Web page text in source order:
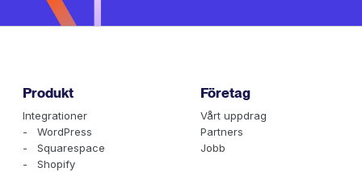
Produkt
Integrationer
- WordPress
- Squarespace
- Shopify
Företag
Vårt uppdrag
Partners
Jobb